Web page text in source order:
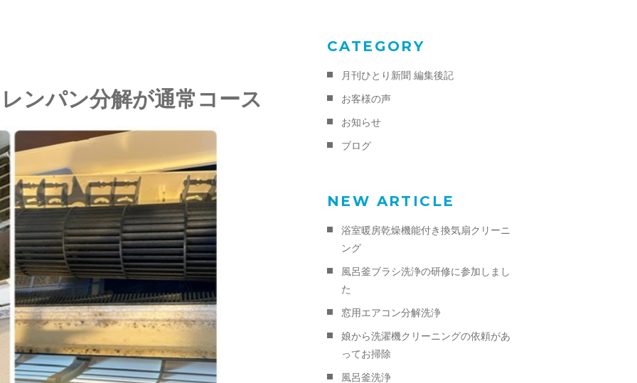
せ
ンパン分解が通常コース
CATEGORY
月刊ひとり新聞 編集後記
お客様の声
お知らせ
ブログ
NEW ARTICLE
浴室暖房乾燥機能付き換気扇クリーニ
ング
風呂釜ブラシ洗浄の研修に参加しまし
た
窓用エアコン分解洗浄
娘から洗濯機クリーニングの依頼があ
ってお掃除
風呂釜洗浄